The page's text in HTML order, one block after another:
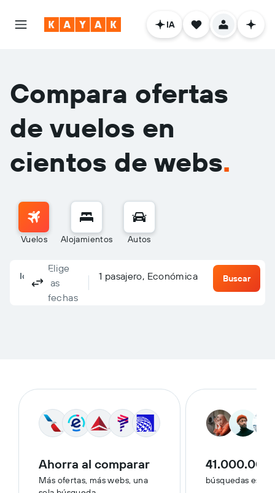
IA
Compara ofertas
de vuelos en
cientos de webs.
Vuelos Alojamientos Autos
Ida y vuelta Solo ida Multi-destino
Columbus, OH, Estados Unidos - Puerto Columbus
Destino
Elige
las
fechas
1 pasajero, Económica Buscar
Ahorra al comparar
Más ofertas, más webs, una
búsquedas esta